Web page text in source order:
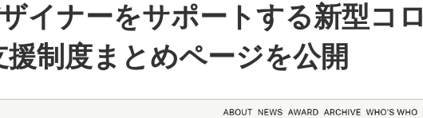
イナーをサポートする新型コロ
援制度まとめページを公開